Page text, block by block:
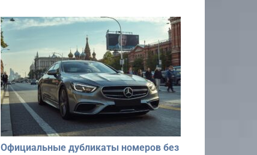
Официальные дубликаты номеров без